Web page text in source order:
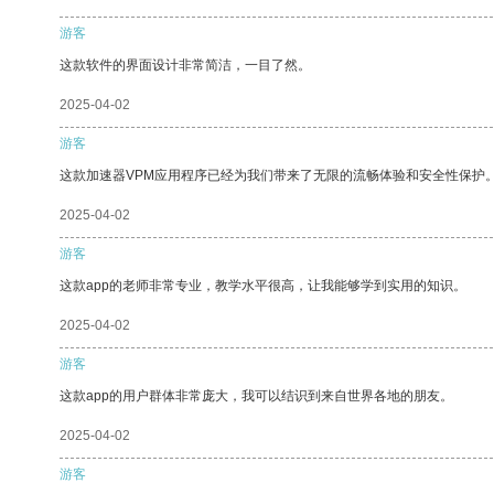
游客
这款软件的界面设计非常简洁，一目了然。
2025-04-02
游客
这款加速器VPM应用程序已经为我们带来了无限的流畅体验和安全性保护
2025-04-02
游客
这款app的老师非常专业，教学水平很高，让我能够学到实用的知识。
2025-04-02
游客
这款app的用户群体非常庞大，我可以结识到来自世界各地的朋友。
2025-04-02
游客